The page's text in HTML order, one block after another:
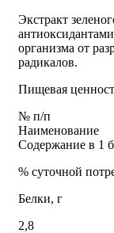
Экстракт
организма от
радикалов.
Пищевая
№ п/п
Наименование
Содержание в 1
% суточной
Белки, г
2,8